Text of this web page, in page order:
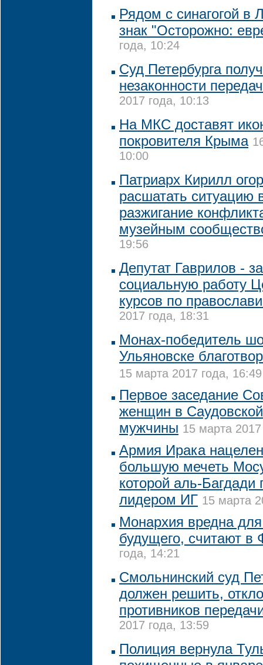
Рядом с синагогой в
знак "Осторожно:
года, 10:24
Суд Петербурга
незаконности
2017 года, 10:13
На МКС доставят
покровителя Крыма
10:00
Патриарх Кирилл
расшатать ситуацию
разжигание
музейным
19:56
Депутат Гаврилов -
социальную работу
курсов по
2017 года, 18:31
Монах-победитель
Ульяновске
15 марта 2017 года, 16:49
Первое заседание
женщин в
мужчины 15 марта
Армия Ирака
большую мечеть
которой аль-Багдади
лидером ИГ 15 марта
Монархия вредна
будущего, считают
года, 14:21
Смольнинский суд
должен решить,
противников
2017 года, 13:59
Полиция вернула